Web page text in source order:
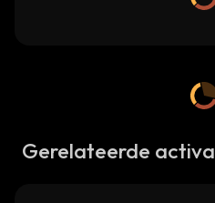
Gerelateerde activa